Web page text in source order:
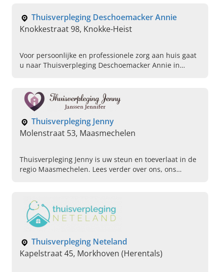
Thuisverpleging Deschoemacker Annie
Knokkestraat 98, Knokke-Heist
Voor persoonlijke en professionele zorg aan huis gaat
u naar Thuisverpleging Deschoemacker Annie in
Thuisverpleging Jenny
Molenstraat 53, Maasmechelen
Thuisverpleging Jenny is uw steun en toeverlaat in de
regio Maasmechelen. Lees verder over ons, ons
Thuisverpleging Neteland
Kapelstraat 45, Morkhoven (Herentals)